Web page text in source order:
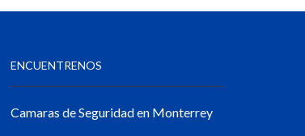
ENCUENTRENOS
Camaras de Seguridad en Monterrey